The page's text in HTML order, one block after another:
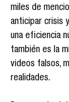
miles de
anticipar crisis
una eficiencia
también es la
videos falsos,
realidades.